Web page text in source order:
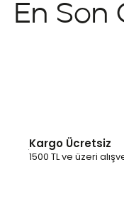
En Son
Kargo Ücretsiz
1500 TL ve üzeri